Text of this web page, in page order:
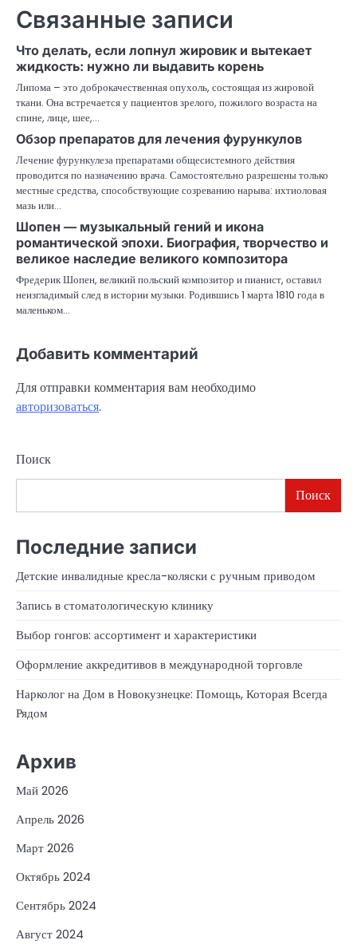
Связанные записи
Что делать, если лопнул жировик и вытекает
жидкость: нужно ли выдавить корень
Липома – это доброкачественная опухоль, состоящая из жировой
ткани. Она встречается у пациентов зрелого, пожилого возраста на
спине, лице, шее,…
Обзор препаратов для лечения фурункулов
Лечение фурункулеза препаратами общесистемного действия
проводится по назначению врача. Самостоятельно разрешены только
местные средства, способствующие созреванию нарыва: ихтиоловая
мазь или…
Шопен — музыкальный гений и икона
романтической эпохи. Биография, творчество и
великое наследие великого композитора
Фредерик Шопен, великий польский композитор и пианист, оставил
неизгладимый след в истории музыки. Родившись 1 марта 1810 года в
маленьком…
Добавить комментарий
Для отправки комментария вам необходимо
авторизоваться.
Поиск
Поиск
Последние записи
Детские инвалидные кресла-коляски с ручным приводом
Запись в стоматологическую клинику
Выбор гонгов: ассортимент и характеристики
Оформление аккредитивов в международной торговле
Нарколог на Дом в Новокузнецке: Помощь, Которая Всегда
Рядом
Архив
Май 2026
Апрель 2026
Март 2026
Октябрь 2024
Сентябрь 2024
Август 2024